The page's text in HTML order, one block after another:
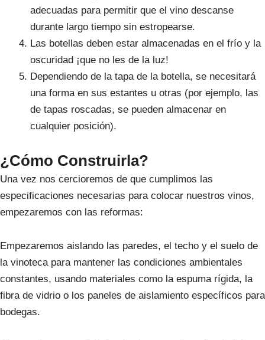
adecuadas para permitir que el vino descanse
durante largo tiempo sin estropearse.
Las botellas deben estar almacenadas en el frío y la
oscuridad ¡que no les de la luz!
Dependiendo de la tapa de la botella, se necesitará
una forma en sus estantes u otras (por ejemplo, las
de tapas roscadas, se pueden almacenar en
cualquier posición).
¿Cómo Construirla?
Una vez nos cercioremos de que cumplimos las
especificaciones necesarias para colocar nuestros vinos,
empezaremos con las reformas:
Empezaremos aislando las paredes, el techo y el suelo de
la vinoteca para mantener las condiciones ambientales
constantes, usando materiales como la espuma rígida, la
fibra de vidrio o los paneles de aislamiento específicos para
bodegas.